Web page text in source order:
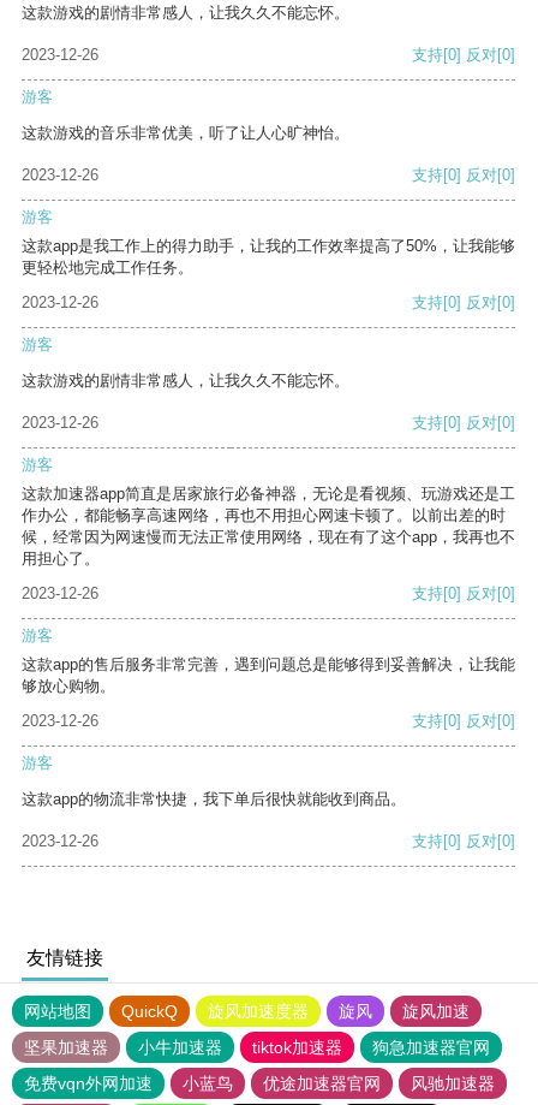
这款游戏的剧情非常感人，让我久久不能忘怀。
2023-12-26 支持[0] 反对[0]
游客
这款游戏的音乐非常优美，听了让人心旷神怡。
2023-12-26 支持[0] 反对[0]
游客
这款app是我工作上的得力助手，让我的工作效率提高了50%，让我能够
更轻松地完成工作任务。
2023-12-26
支持[0] 反对[0]
游客
这款游戏的剧情非常感人，让我久久不能忘怀。
2023-12-26 支持[0] 反对[0]
游客
这款加速器app简直是居家旅行必备神器，无论是看视频、玩游戏还是工
作办公，都能畅享高速网络，再也不用担心网速卡顿了。以前出差的时
候，经常因为网速慢而无法正常使用网络，现在有了这个app，我再也不
用担心了。
2023-12-26
支持[0] 反对[0]
游客
这款app的售后服务非常完善，遇到问题总是能够得到妥善解决，让我能
够放心购物。
2023-12-26
支持[0] 反对[0]
游客
这款app的物流非常快捷，我下单后很快就能收到商品。
2023-12-26 支持[0] 反对[0]
友情链接
网站地图 QuickQ 旋风加速度器 旋风
旋风加速
坚果加速器
小牛加速器 tiktok加速器
狗急加速器官网
免费vqn外网加速
小蓝鸟 优途加速器官网 风驰加速器